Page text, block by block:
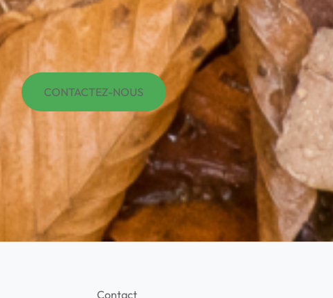
CONTACTEZ-NOUS
Contact